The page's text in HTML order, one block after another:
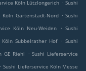
Köln Lützlongerich
Sushi
Köln Gartenstadt-Nord . Sushi
Köln Neu-Weiden . Sushi
Subbelrather Hof . Sushi
GE Riehl . Sushi Lieferservice
. Sushi Lieferservice Köln Messe